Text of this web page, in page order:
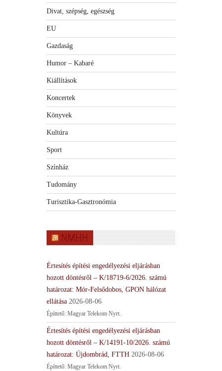
Divat, szépség, egészség
EU
Gazdaság
Humor – Kabaré
Kiállítások
Koncertek
Könyvek
Kultúra
Sport
Színház
Tudomány
Turisztika-Gasztronómia
NMHH
Értesítés építési engedélyezési eljárásban
hozott döntésről – K/18719-6/2026. számú
határozat: Mór-Felsődobos, GPON hálózat
ellátása 2026-08-06
Építtető: Magyar Telekom Nyrt.
Értesítés építési engedélyezési eljárásban
hozott döntésről – K/14191-10/2026. számú
határozat: Újdombrád, FTTH 2026-08-06
Építtető: Magyar Telekom Nyrt.